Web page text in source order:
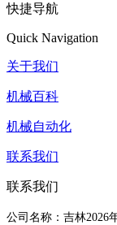
快捷导航
Quick Navigation
关于我们
机械百科
机械自动化
联系我们
联系我们
公司名称：吉林2026